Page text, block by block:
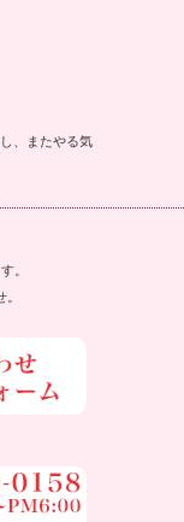
、またやる気
。